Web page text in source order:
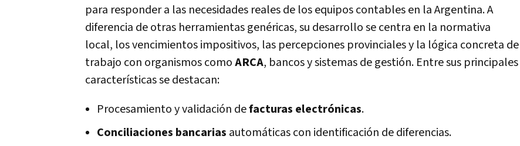
para responder a las necesidades reales de los equipos contables en la Argentina. A
diferencia de otras herramientas genéricas, su desarrollo se centra en la normativa
local, los vencimientos impositivos, las percepciones provinciales y la lógica concreta de
trabajo con organismos comoARCA, bancos y sistemas de gestión. Entre sus principales
características se destacan:
Procesamiento y validación defacturas electrónicas.
Conciliaciones bancarias automáticas con identificación de diferencias.